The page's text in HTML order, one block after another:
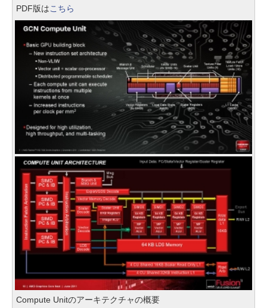
PDF版はこちら
Compute Unitのアーキテクチャの概要